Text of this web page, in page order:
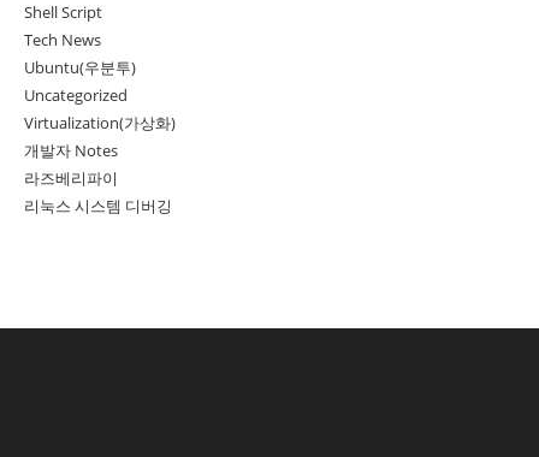
Shell Script
Tech News
Ubuntu(우분투)
Uncategorized
Virtualization(가상화)
개발자 Notes
라즈베리파이
리눅스 시스템 디버깅